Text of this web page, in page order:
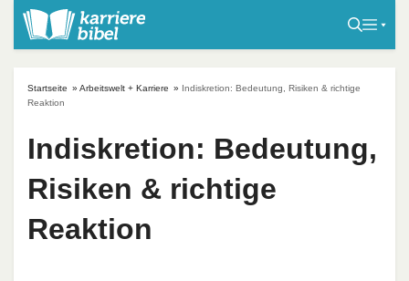
Startseite » Arbeitswelt + Karriere » Indiskretion: Bedeutung, Risiken & richtige
Reaktion
Indiskretion: Bedeutung,
Risiken & richtige
Reaktion